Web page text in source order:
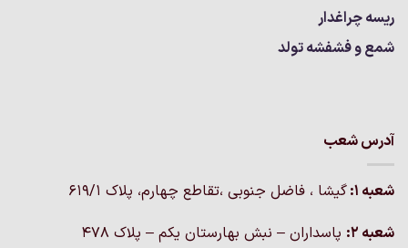
ریسه چراغدار
شمع و فشفشه تولد
آدرس شعب
شعبه 1:
گيشا ، فاضل جنوبی ،تقاطع چهارم، پلاک 619/1
شعبه 2:
پاسداران – نبش بهارستان یکم – پلاک ۴۷۸